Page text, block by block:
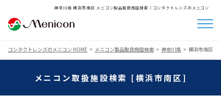
神奈川県 横浜市南区 メニコン製品取扱施設検索│コンタクトレンズのメニコン
コンタクトレンズのメニコン HOME メニコン製品取扱施設検索 神奈川県 横浜市南区
メニコン取扱施設検索 [横浜市南区]